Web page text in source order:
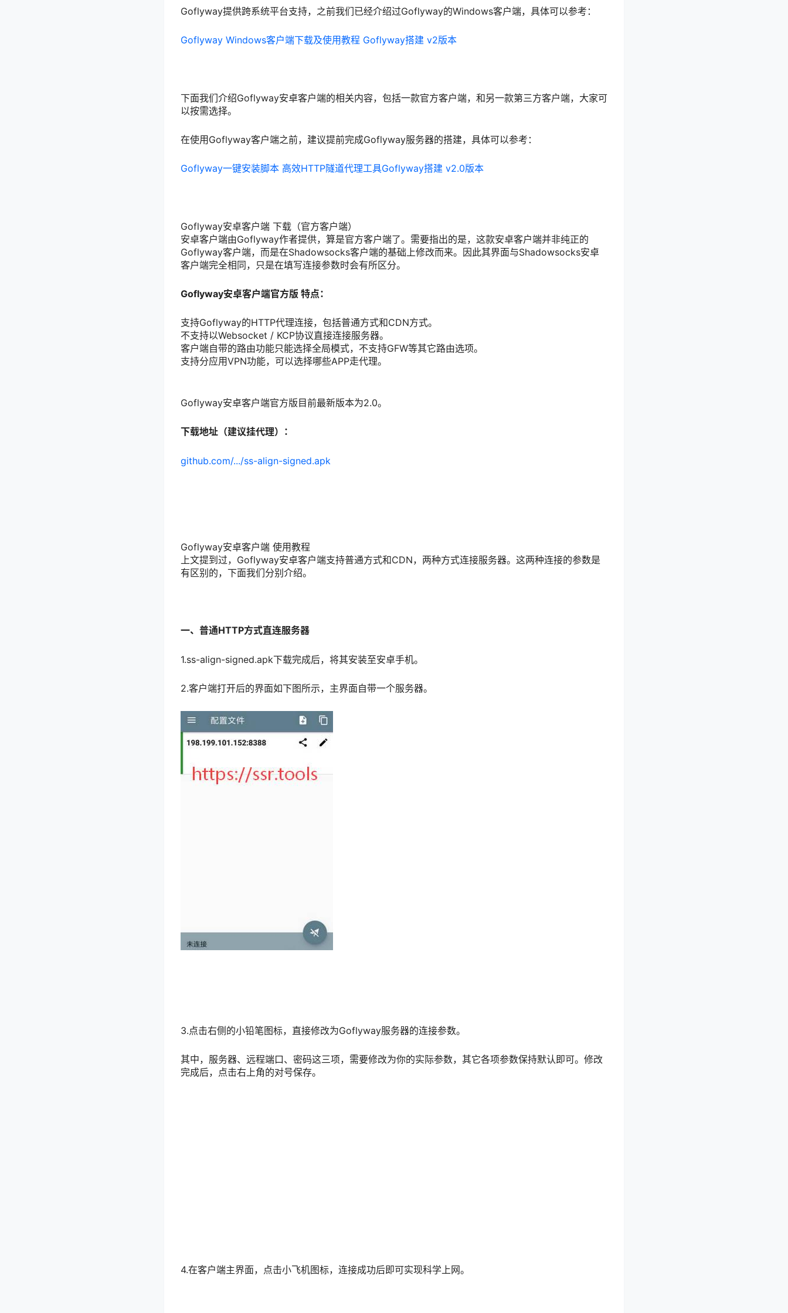
Goflyway提供跨系统平台支持，之前我们已经介绍过Goflyway的Windows客户端，具体可以参考：
Goflyway Windows客户端下载及使用教程 Goflyway搭建 v2版本
下面我们介绍Goflyway安卓客户端的相关内容，包括一款官方客户端，和另一款第三方客户端，大家可
以按需选择。
在使用Goflyway客户端之前，建议提前完成Goflyway服务器的搭建，具体可以参考：
Goflyway一键安装脚本 高效HTTP隧道代理工具Goflyway搭建 v2.0版本
Goflyway安卓客户端 下载（官方客户端）
安卓客户端由Goflyway作者提供，算是官方客户端了。需要指出的是，这款安卓客户端并非纯正的
Goflyway客户端，而是在Shadowsocks客户端的基础上修改而来。因此其界面与Shadowsocks安卓
客户端完全相同，只是在填写连接参数时会有所区分。
Goflyway安卓客户端官方版 特点：
支持Goflyway的HTTP代理连接，包括普通方式和CDN方式。
不支持以Websocket / KCP协议直接连接服务器。
客户端自带的路由功能只能选择全局模式，不支持GFW等其它路由选项。
支持分应用VPN功能，可以选择哪些APP走代理。
Goflyway安卓客户端官方版目前最新版本为2.0。
下载地址（建议挂代理）：
github.com/.../ss-align-signed.apk
Goflyway安卓客户端 使用教程
上文提到过，Goflyway安卓客户端支持普通方式和CDN，两种方式连接服务器。这两种连接的参数是
有区别的，下面我们分别介绍。
一、普通HTTP方式直连服务器
1.ss-align-signed.apk下载完成后，将其安装至安卓手机。
2.客户端打开后的界面如下图所示，主界面自带一个服务器。
3.点击右侧的小铅笔图标，直接修改为Goflyway服务器的连接参数。
其中，服务器、远程端口、密码这三项，需要修改为你的实际参数，其它各项参数保持默认即可。修改
完成后，点击右上角的对号保存。
4.在客户端主界面，点击小飞机图标，连接成功后即可实现科学上网。